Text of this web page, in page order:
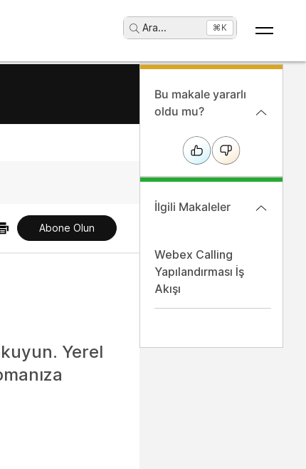
Ara... ⌘K
Abone Olun
Yerel
Bu makale yararlı
oldu mu?
İlgili Makaleler
Webex Calling
Yapılandırması İş
Akışı